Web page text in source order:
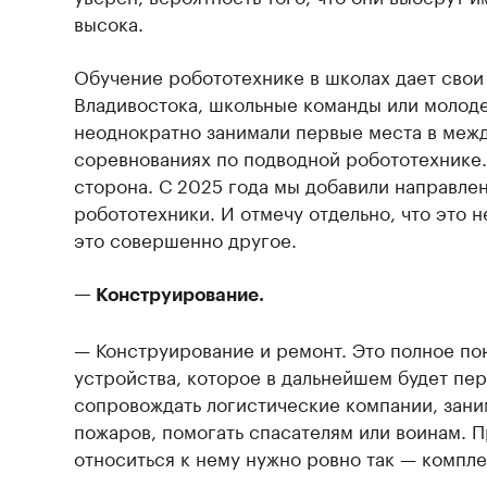
высока.
Обучение робототехнике в школах дает
Владивостока, школьные команды или
неоднократно занимали первые места в
соревнованиях по подводной
сторона. С 2025 года мы добавили
робототехники. И отмечу отдельно, что это
это совершенно другое.
— Конструирование.
— Конструирование и ремонт. Это полное
устройства, которое в дальнейшем будет
сопровождать логистические компании,
пожаров, помогать спасателям или воинам.
относиться к нему нужно ровно так —